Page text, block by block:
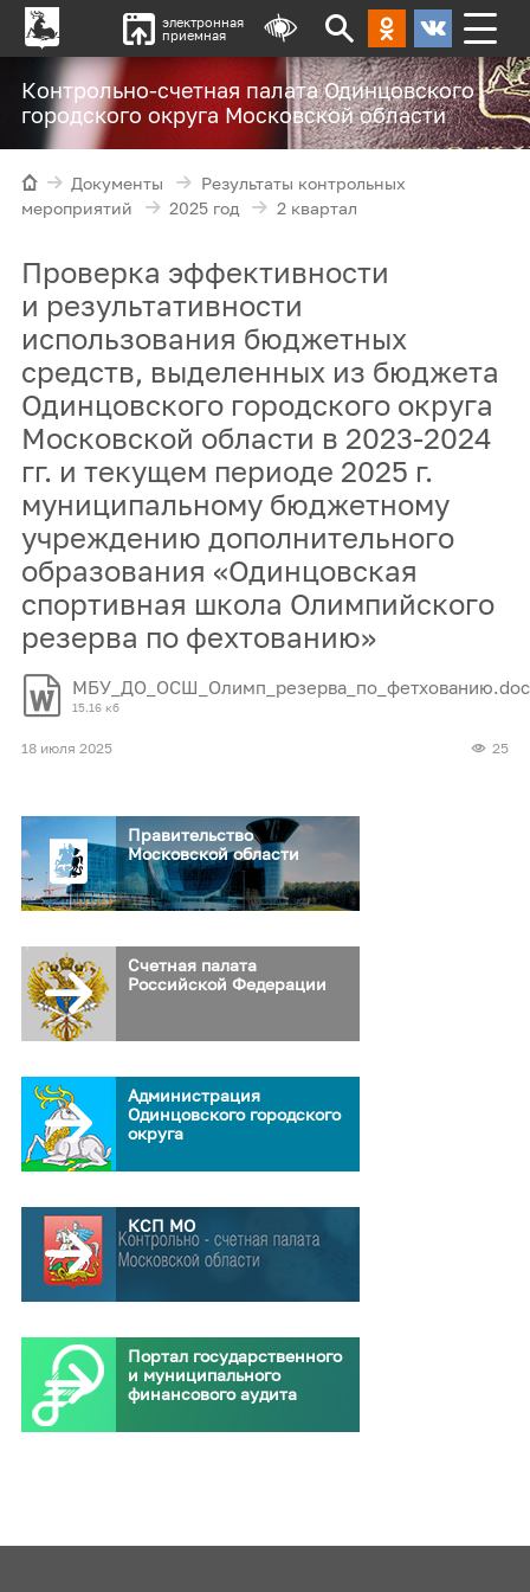
электронная
приемная
Контрольно-счетная палата Одинцовского
городского округа Московской области
Документы
Результаты контрольных
мероприятий
2025 год 2 квартал
Проверка эффективности
и результативности
использования бюджетных
средств, выделенных из бюджета
Одинцовского городского округа
Московской области в 2023-2024
гг. и текущем периоде 2025 г.
муниципальному бюджетному
учреждению дополнительного
образования «Одинцовская
спортивная школа Олимпийского
резерва по фехтованию»
15.16 кб
18 июля 2025 25
Правительство
Московской области
Счетная палата
Российской Федерации
Администрация
Одинцовского городского
округа
КСП МО
Портал государственного
и муниципального
финансового аудита